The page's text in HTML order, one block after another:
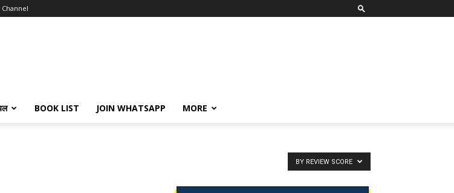
Channel
BOOK LIST JOIN WHATSAPP MORE
BY REVIEW SCORE